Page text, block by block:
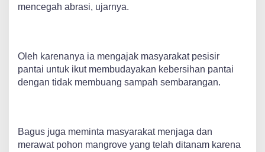
mencegah abrasi, ujarnya.
Oleh karenanya ia mengajak masyarakat pesisir
pantai untuk ikut membudayakan kebersihan pantai
dengan tidak membuang sampah sembarangan.
Bagus juga meminta masyarakat menjaga dan
merawat pohon mangrove yang telah ditanam karena